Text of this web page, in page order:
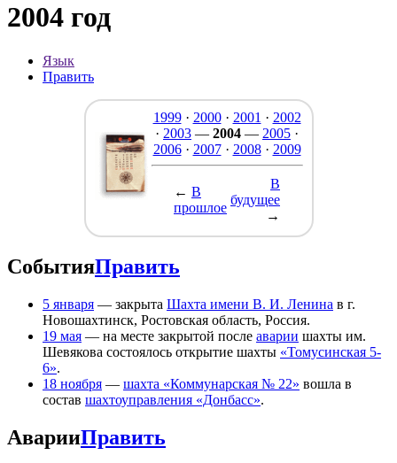
2004 год
Язык
Править
1999· 2000· 2001 · 2002
· 2003 — 2004 — 2005 ·
2006· 2007· 2008· 2009
← В
прошлое
В
будущее
→
СобытияПравить
5 января — закрыта Шахта имени В. И. Ленина в г.
Новошахтинск, Ростовская область, Россия.
19 мая — на месте закрытой после аварии шахты им.
Шевякова состоялось открытие шахты «Томусинская 5-
6».
18 ноября — шахта «Коммунарская № 22» вошла в
состав шахтоуправления «Донбасс».
АварииПравить